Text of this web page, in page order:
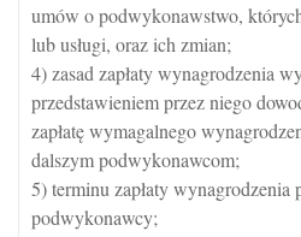
umów o podwykonawstwo,
lub usługi, oraz ich zmian;
4) zasad zapłaty wynagrodzenia
przedstawieniem przez niego
zapłatę wymagalnego
dalszym podwykonawcom;
5) terminu zapłaty
podwykonawcy;